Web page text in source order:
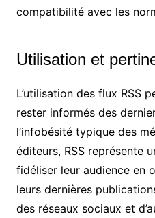
compatibilité avec les
Utilisation et
L’utilisation des flux RSS
rester informés des
l’infobésité typique des
éditeurs, RSS représente
fidéliser leur audience en
leurs dernières
des réseaux sociaux et